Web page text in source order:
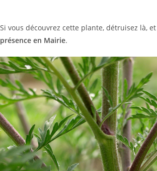
Si vous découvrez cette plante, détruisez là, et
présence en Mairie.